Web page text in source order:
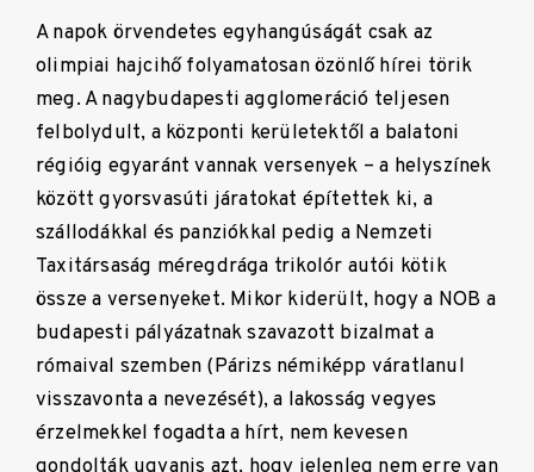
A napok örvendetes egyhangúságát csak az
olimpiai hajcihő folyamatosan özönlő hírei törik
meg. A nagybudapesti agglomeráció teljesen
felbolydult, a központi kerületektől a balatoni
régióig egyaránt vannak versenyek – a helyszínek
között gyorsvasúti járatokat építettek ki, a
szállodákkal és panziókkal pedig a Nemzeti
Taxitársaság méregdrága trikolór autói kötik
össze a versenyeket. Mikor kiderült, hogy a NOB a
budapesti pályázatnak szavazott bizalmat a
rómaival szemben (Párizs némiképp váratlanul
visszavonta a nevezését), a lakosság vegyes
érzelmekkel fogadta a hírt, nem kevesen
gondolták ugyanis azt, hogy jelenleg nem erre van